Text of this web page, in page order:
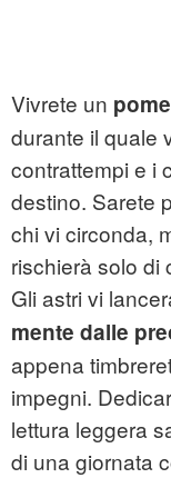
Vivrete un
durante il quale
contrattempi e i
destino. Sarete
chi vi circonda,
rischierà solo di
Gli astri vi
mente dalle
appena
impegni.
lettura leggera
di una giornata